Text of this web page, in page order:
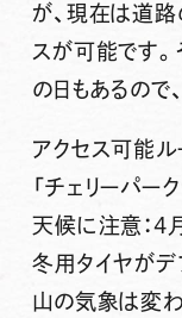
が、現在は道路
スが可能です
の日もあるので
アクセス可能
「チェリーパー
天候に注意：4
冬用タイヤがデ
山の気象は変